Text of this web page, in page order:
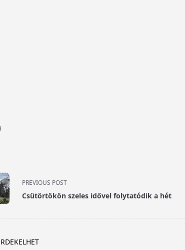
span>
PREVIOUS POST
Csütörtökön szeles idővel folytatódik a hét